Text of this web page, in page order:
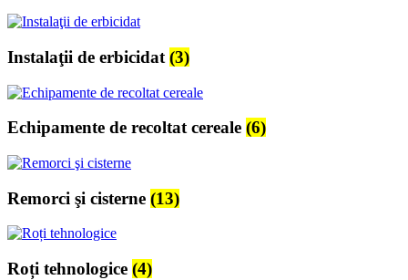
Instalaţii de erbicidat (3)
Echipamente de recoltat cereale (6)
Remorci şi cisterne (13)
Roți tehnologice (4)